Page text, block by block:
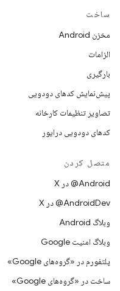
ساخت
مخزن Android
الزامات
بارگیری
پیش‌نمایش کدهای دودویی
تصاویر تنظیمات کارخانه
کدهای دودویی درایور
متصل کردن
‫‎@Android در X
‫‎@AndroidDev در X
وبلاگ Android
وبلاگ امنیت Google
پلتفورم در «گروه‌های Google»
ساخت در «گروه‌های Google»